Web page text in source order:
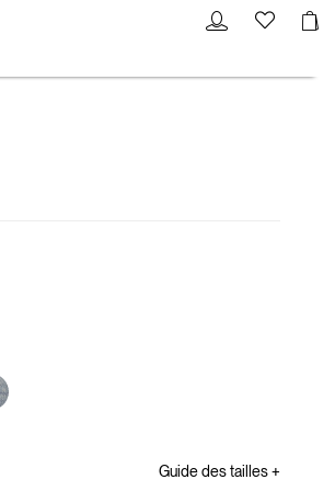
Guide des tailles +